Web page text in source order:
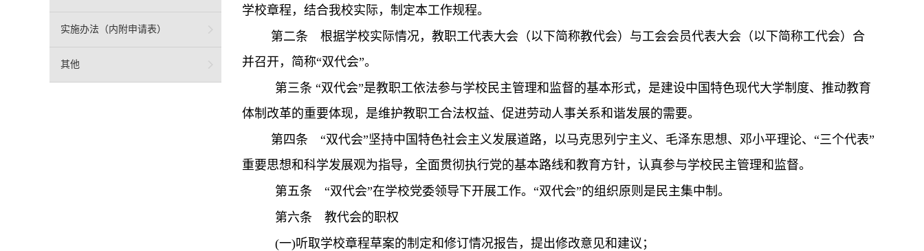
实施办法（内附申请表）
其他
学校章程，结合我校实际，制定本工作规程。
第二条根据学校实际情况，教职工代表大会（以下简称教代会）与工会会员代表大会（以下简称工代会）合
并召开，简称“双代会”。
第三条 “双代会”是教职工依法参与学校民主管理和监督的基本形式，是建设中国特色现代大学制度、推动教育
体制改革的重要体现，是维护教职工合法权益、促进劳动人事关系和谐发展的需要。
第四条“双代会”坚持中国特色社会主义发展道路，以马克思列宁主义、毛泽东思想、邓小平理论、“三个代表”
重要思想和科学发展观为指导，全面贯彻执行党的基本路线和教育方针，认真参与学校民主管理和监督。
第五条 “双代会”在学校党委领导下开展工作。“双代会”的组织原则是民主集中制。
第六条 教代会的职权
(一)听取学校章程草案的制定和修订情况报告，提出修改意见和建议；